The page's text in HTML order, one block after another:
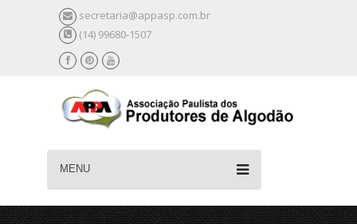
secretaria@appasp.com.br
(14) 99680-1507
MENU